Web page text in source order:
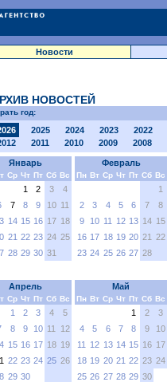
Новости
НОВОСТЕЙ
год:
2025 2024 2023 2022
2011 2010 2009 2008
Январь
Ср Чт Пт Сб Вс
1 2 3
4
7 8 9 10 11
14 15 16 17 18
21 22 23 24 25
28 29 30 31
Февраль
Пн Вт Ср Чт Пт Сб Вс
1
2
3 4 5 6 7
8
9
10 11 12 13 14 15
16 17 18 19 20 21 22
23 24 25 26 27 28
Апрель
Ср Чт Пт Сб Вс
1 2 3 4
5
8 9 10 11
12
15 16 17 18 19
22 23 24 25 26
29 30
Май
Пн Вт Ср Чт Пт Сб Вс
1 2
3
4
5 6 7 8 9
10
11
12 13 14 15 16 17
18 19 20 21 22 23 24
25 26 27 28 29 30